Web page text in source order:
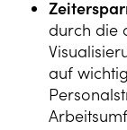
durch die
auf